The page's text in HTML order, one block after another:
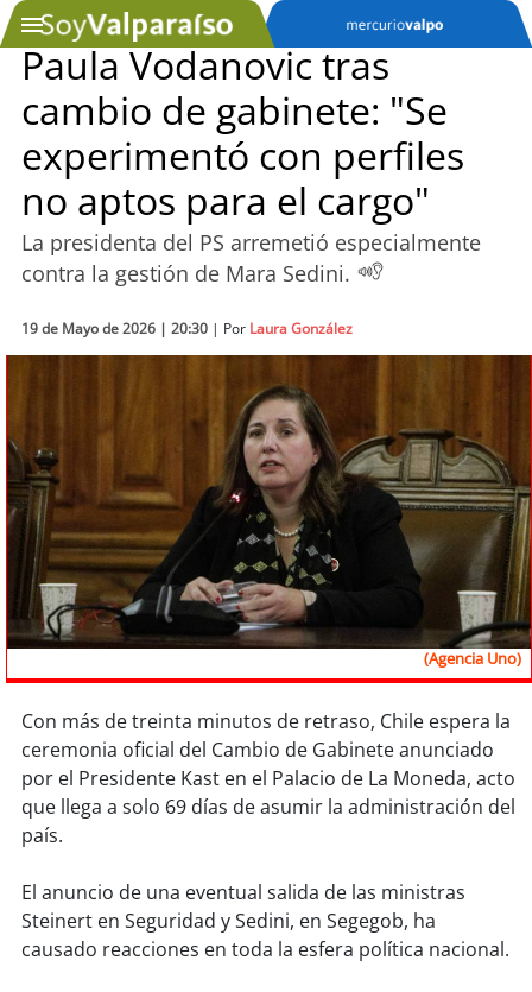
Podcast
Actualidad
Deportes
Tecnología
Sostenibilidad
soychile
soyiquique
soycalama
soy
soycopiapó
soyvalparaíso
Paula Vodanovic tras
cambio de gabinete: "Se
experimentó con perfiles
no aptos para el cargo"
La presidenta del PS arremetió especialmente
contra la gestión de Mara Sedini.
19 de Mayo de 2026 | 20:30 | Por Laura González
(Agencia Uno)
Con más de treinta minutos de retraso, Chile espera la
ceremonia oficial del Cambio de Gabinete anunciado
por el Presidente Kast en el Palacio de La Moneda, acto
que llega a solo 69 días de asumir la administración del
país.
El anuncio de una eventual salida de las ministras
Steinert en Seguridad y Sedini, en Segegob, ha
causado reacciones en toda la esfera política nacional.